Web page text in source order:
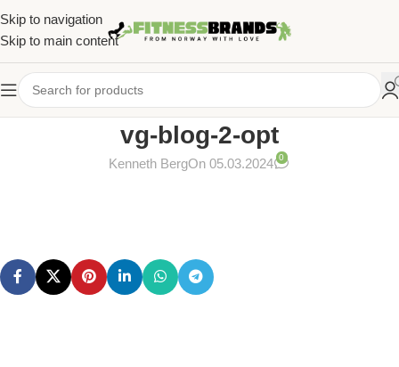
Skip to navigation
Skip to main content
vg-blog-2-opt
Kenneth BergOn 05.03.2024 0